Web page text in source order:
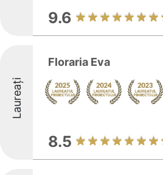
9.6
Laureați
Floraria Eva
8.5